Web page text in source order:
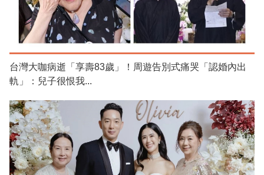
台灣大咖病逝「享壽83歲」！周遊告別式痛哭「認婚內出
軌」：兒子很恨我...